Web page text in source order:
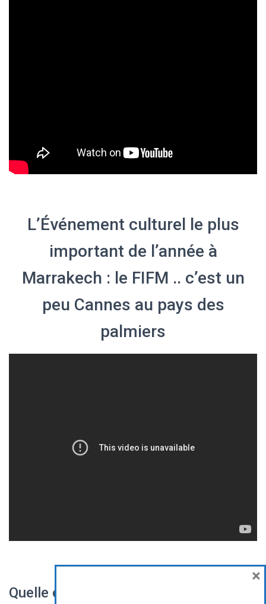
L’Événement culturel le plus
important de l’année à
Marrakech : le FIFM .. c’est un
peu Cannes au pays des
palmiers
Quelle est votre vidéo préférée parmi
×